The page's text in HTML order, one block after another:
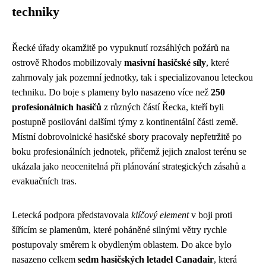
techniky
Řecké úřady okamžitě po vypuknutí rozsáhlých požárů na
ostrově Rhodos mobilizovaly masivní hasičské síly, které
zahrnovaly jak pozemní jednotky, tak i specializovanou leteckou
techniku. Do boje s plameny bylo nasazeno více než 250
profesionálních hasičů z různých částí Řecka, kteří byli
postupně posilováni dalšími týmy z kontinentální části země.
Místní dobrovolnické hasičské sbory pracovaly nepřetržitě po
boku profesionálních jednotek, přičemž jejich znalost terénu se
ukázala jako neocenitelná při plánování strategických zásahů a
evakuačních tras.
Letecká podpora představovala klíčový elementv boji proti
šířícím se plamenům, které poháněné silnými větry rychle
postupovaly směrem k obydleným oblastem. Do akce bylo
nasazeno celkem sedm hasičských letadel Canadair, která